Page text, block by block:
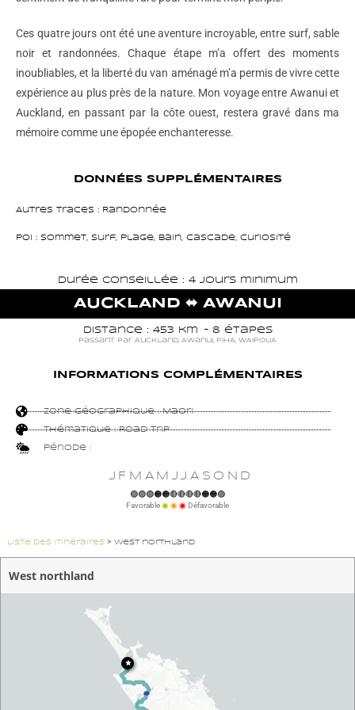
Ces quatre jours ont été une aventure incroyable, entre surf, sable
noir et randonnées. Chaque étape m’a offert des moments
inoubliables, et la liberté du van aménagé m’a permis de vivre cette
expérience au plus près de la nature. Mon voyage entre Awanui et
Auckland, en passant par la côte ouest, restera gravé dans ma
mémoire comme une épopée enchanteresse.
DONNÉES SUPPLÉMENTAIRES
Autres traces : Randonnée
POI : Sommet, Surf, Plage, Bain, Cascade, Curiosité
Durée conseillée : 4 jours minimum
AUCKLAND ⬌ AWANUI
Distance : 453 km - 8 étapes
passant par Auckland, Awanui , PIHA, WAIPOUA
INFORMATIONS COMPLÉMENTAIRES
Zone géographique :Maori
Thématique :Road Trip
Période :
JFMAMJJASOND
🟢🟢🟢🟠🟠🔴🔴🔴🔴🟠🟠🟢
Favorable◉◉◉ Défavorable
Liste des itinéraires> West northland
West northland